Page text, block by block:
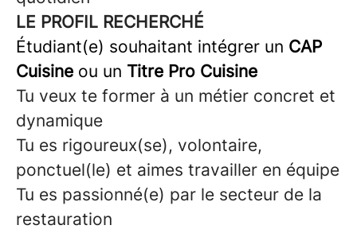
LE PROFIL RECHERCHÉ
Étudiant(e) souhaitant intégrer un CAP
Cuisine ou un Titre Pro Cuisine
Tu veux te former à un métier concret et
dynamique
Tu es rigoureux(se), volontaire,
ponctuel(le) et aimes travailler en équipe
Tu es passionné(e) par le secteur de la
restauration